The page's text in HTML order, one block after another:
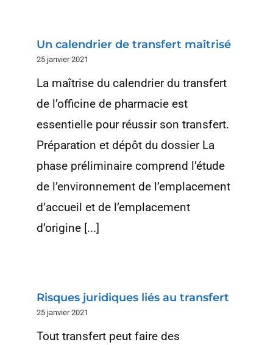
Un calendrier de transfert maîtrisé
25 janvier 2021
La maîtrise du calendrier du transfert
de l’officine de pharmacie est
essentielle pour réussir son transfert.
Préparation et dépôt du dossier La
phase préliminaire comprend l’étude
de l’environnement de l’emplacement
d’accueil et de l’emplacement
d’origine [...]
Risques juridiques liés au transfert
25 janvier 2021
Tout transfert peut faire des